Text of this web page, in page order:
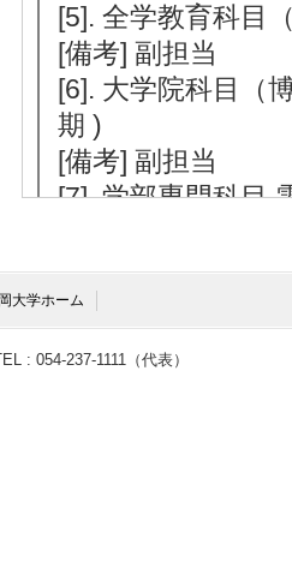
[5]. 全学教育科目
[備考] 副担当
[6]. 大学院科目（
期 )
[備考] 副担当
[7]. 学部専門科目
大学ホーム
: 054-237-1111（代表）